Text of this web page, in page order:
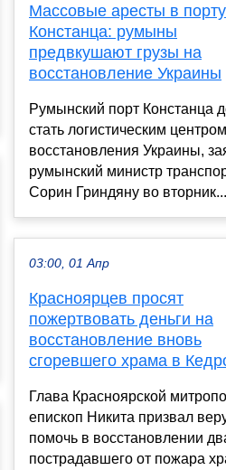
Массовые аресты в порту
Констанца: румыны
предвкушают грузы на
восстановление Украины
Румынский порт Констанца
стать логистическим
восстановления Украины,
румынский министр
Сорин Гриндяну во вторник...
03:00, 01 Апр
Красноярцев просят
пожертвовать деньги на
восстановление вновь
сгоревшего храма в
Глава Красноярской
епископ Никита призвал
помочь в восстановлении
пострадавшего от пожара